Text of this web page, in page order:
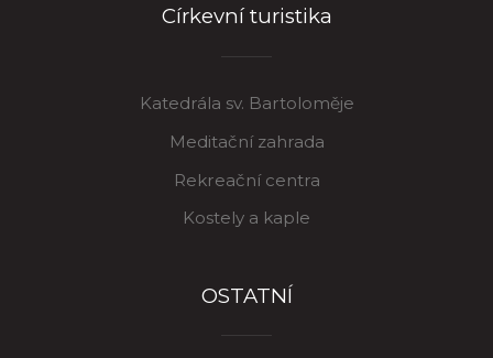
Církevní turistika
Katedrála sv. Bartoloměje
Meditační zahrada
Rekreační centra
Kostely a kaple
OSTATNÍ